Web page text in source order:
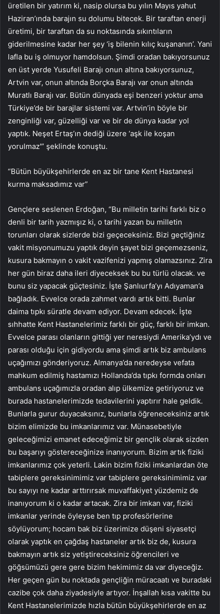
üretilen bir yatırım ki, nasip olursa bu yılın Mayıs yahut
Haziran’ında barajın su dolumu bitecek. Bir taraftan enerji
üretimi, bir taraftan da su noktasında sıkıntıların
giderilmesine kadar her şey ‘iş bilenin kılıç kuşananın’. Yani
lafla bu iş olmuyor hamdolsun. Şimdi oradan bakıyorsunuz
en üst yerde Yusufeli Barajı onun altına bakıyorsunuz,
Artvin var, onun altında Borçka Barajı var onun altında
Muratlı Barajı var. Bütün dünyada eşi benzeri yoktur ama
Türkiye’de bir barajlar sistemi var. Artvin’in böyle bir
zenginliği var, güzelliği var ve bir de dünya kadar yol
yaptık. Neşet Ertaş’ın dediği üzere ‘aşk ile koşan
yorulmaz'” şeklinde konuştu.
“Bütün büyükşehirlerde en az bir tane Kent Hastanesi
kurma maksadımız var”
Gençlere seslenen Erdoğan, “Bu milletin tarihi farklı biz o
denli bir tarih yazmışız ki, o tarihi yazan bu milletin
torunları olarak sizlerde bizi geçeceksiniz. Bizi geçtiğiniz
vakit misyonumuzu yaptık deyin şayet bizi geçemezseniz,
kusura bakmayın o vakit vazifenizi yapmış olamazsınız. Zira
her gün biraz daha ileri diyeceksek bu bu türlü olacak. ve
bunu siz yapacak güçtesiniz. İşte Şanlıurfa’yı Adıyaman’a
bağladık. Evvelce orada zahmet vardı artık bitti. Bunlar
daima tıpkı süratle devam ediyor. Devam edecek. İşte
sıhhatte Kent Hastanelerimiz farklı bir güç, farklı bir imkan.
Evvelce parası olanların gittiği yer neresiydi Amerika’ydı ve
parası olduğu için gidiyordu ama şimdi artık biz ambulans
uçağımızı gönderiyoruz. Almanya’da neredeyse vefata
mahkum edilmiş hastamızı Hollanda’da tıpkı formda onları
ambulans uçağımızla oradan alıp ülkemize getiriyoruz ve
burada hastanelerimizde tedavilerini yaptırır hale geldik.
Bunlarla gurur duyacaksınız, bunlarla öğreneceksiniz artık
bizim elimizde bu imkanlarımız var. Münasebetiyle
geleceğimizi emanet edeceğimiz bir gençlik olarak sizden
bu başarıyı göstereceğinize inanıyorum. Bizim artık fiziki
imkanlarımız çok yeterli. Lakin bizim fiziki imkanlardan öte
tabiplere gereksinimimiz var tabiplere gereksinimimiz var
bu sayıyı ne kadar arttırırsak muvaffakiyet yüzdemiz de
inanıyorum ki o kadar artacak. Zira bir imkan var, fiziki
imkanlar yerinde öyleyse ben tıp profesörlerine
söylüyorum; hocam bak biz üzerimize düşeni siyasetçi
olarak yaptık en çağdaş hastaneler artık biz de, kusura
bakmayın artık siz yetiştireceksiniz öğrencileri ve
göğsümüzü gere gere bizim hekimimiz da var diyeceğiz.
Her geçen gün bu noktada gençliğin müracaatı ve buradaki
cazibe çok daha ziyadesiyle artıyor. İnşallah kısa vakitte bu
Kent Hastanelerimizde hızla bütün büyükşehirlerde en az